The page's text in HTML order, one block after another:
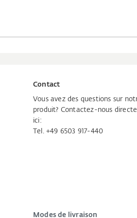
Contact
Vous avez des questions sur
produit? Contactez-nous
ici:
Tel. +49 6503 917-440
Modes de livraison